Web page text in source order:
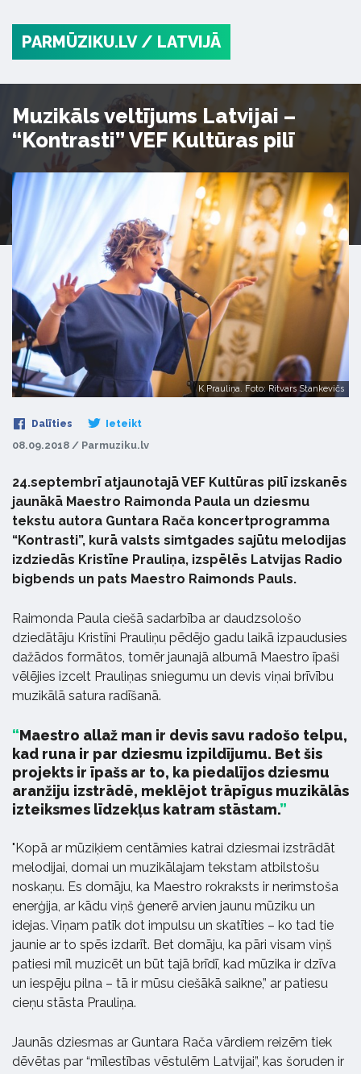
PARMŪZIKU.LV / LATVIJĀ
Muzikāls veltījums Latvijai –
“Kontrasti” VEF Kultūras pilī
K.Prauliņa. Foto: Ritvars Stankevičs
Dalīties Ieteikt
08.09.2018 / Parmuziku.lv
24.septembrī atjaunotajā VEF Kultūras pilī izskanēs
jaunākā Maestro Raimonda Paula un dziesmu
tekstu autora Guntara Rača koncertprogramma
“Kontrasti”, kurā valsts simtgades sajūtu melodijas
izdziedās Kristīne Prauliņa, izspēlēs Latvijas Radio
bigbends un pats Maestro Raimonds Pauls.
Raimonda Paula ciešā sadarbība ar daudzsološo
dziedātāju Kristīni Prauliņu pēdējo gadu laikā izpaudusies
dažādos formātos, tomēr jaunajā albumā Maestro īpaši
vēlējies izcelt Prauliņas sniegumu un devis viņai brīvību
muzikālā satura radīšanā.
Maestro allaž man ir devis savu radošo telpu,
kad runa ir par dziesmu izpildījumu. Bet šis
projekts ir īpašs ar to, ka piedalījos dziesmu
aranžiju izstrādē, meklējot trāpīgus muzikālās
izteiksmes līdzekļus katram stāstam.
"Kopā ar mūziķiem centāmies katrai dziesmai izstrādāt
melodijai, domai un muzikālajam tekstam atbilstošu
noskaņu. Es domāju, ka Maestro rokraksts ir nerimstoša
enerģija, ar kādu viņš ģenerē arvien jaunu mūziku un
idejas. Viņam patīk dot impulsu un skatīties – ko tad tie
jaunie ar to spēs izdarīt. Bet domāju, ka pāri visam viņš
patiesi mīl muzicēt un būt tajā brīdī, kad mūzika ir dzīva
un iespēju pilna – tā ir mūsu ciešākā saikne,” ar patiesu
cieņu stāsta Prauliņa.
Jaunās dziesmas ar Guntara Rača vārdiem reizēm tiek
dēvētas par “mīlestības vēstulēm Latvijai”, kas šoruden ir